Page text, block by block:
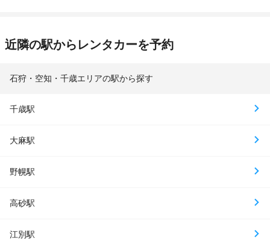
近隣の駅からレンタカーを予約
石狩・空知・千歳エリアの駅から探す
千歳駅
大麻駅
野幌駅
高砂駅
江別駅